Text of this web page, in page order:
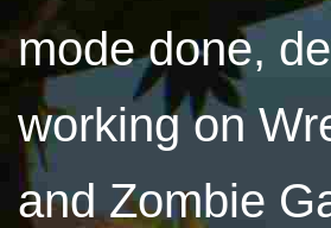
mode done,
working on
and Zombie